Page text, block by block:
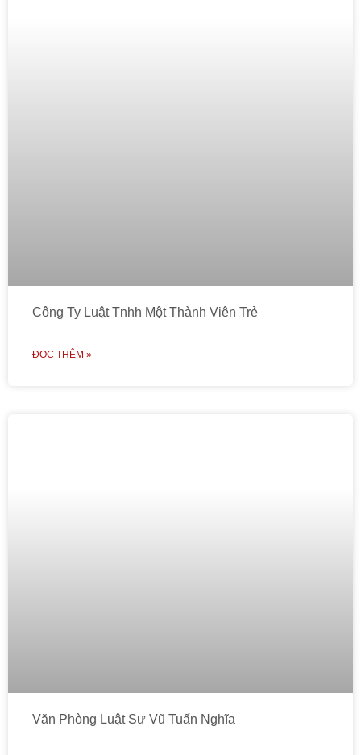
Công Ty Luật Tnhh Một Thành Viên Trẻ
ĐỌC THÊM »
Văn Phòng Luật Sư Vũ Tuấn Nghĩa